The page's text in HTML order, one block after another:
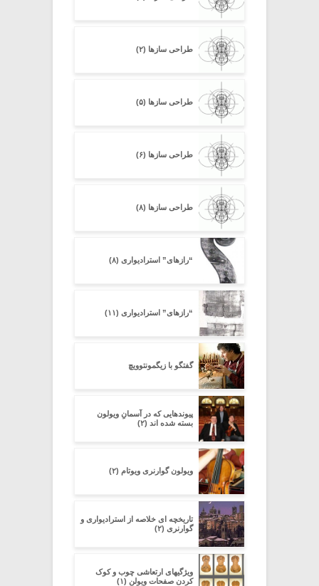
طراحی سازها (۲)
طراحی سازها (۵)
طراحی سازها (۶)
طراحی سازها (۸)
“رازهای” استرادیواری (۸)
“رازهای” استرادیواری (۱۱)
گفتگو با زیگمونتوویچ
پیوندهایی که در آسمانِ ویولون
بسته شده اند (۲)
ویولون گوارنری ویوتام (۲)
تاریخچه ای خلاصه از استرادیواری و
گوارنری (۲)
ویژگیهای ارتعاشی چوب و کوک
کردن صفحات ویولن (۱)